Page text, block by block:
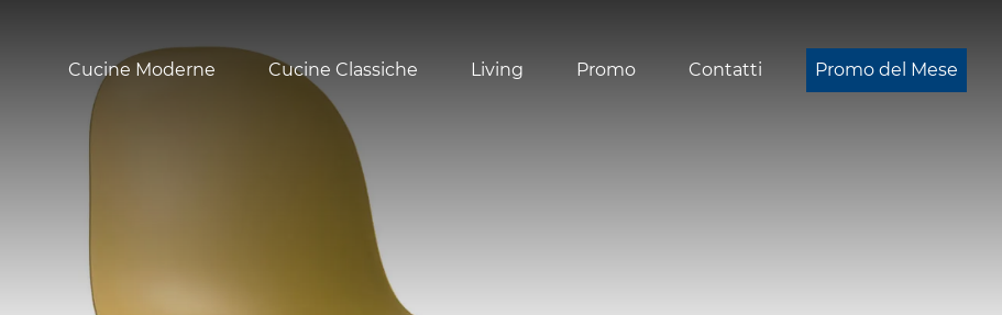
Cucine Moderne Cucine Classiche Living Promo Contatti Promo del Mese